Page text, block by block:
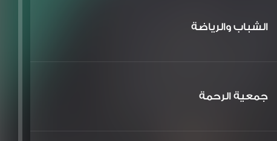
الشباب والرياضة
جمعية الرحمة